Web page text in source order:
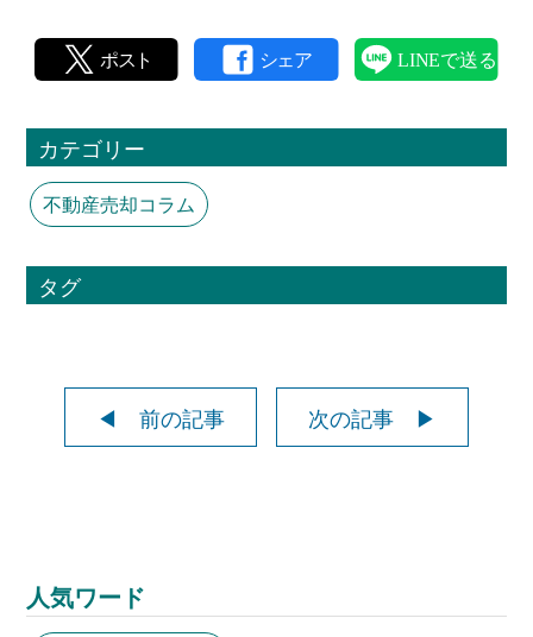
カテゴリー
不動産売却コラム
タグ
◀ 前の記事 次の記事 ▶
人気ワード